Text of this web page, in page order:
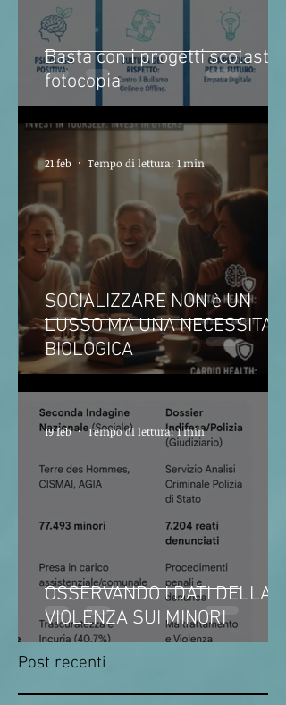
Basta con i progetti scolastici
fotocopia
SOCIALIZZARE NON è UN
LUSSO MA UNA NECESSITA'
BIOLOGICA
21 feb Tempo di lettura: 1 min
OSSERVANDO I DATI DELLA
VIOLENZA SUI MINORI
19 feb Tempo di lettura: 1 min
Post recenti